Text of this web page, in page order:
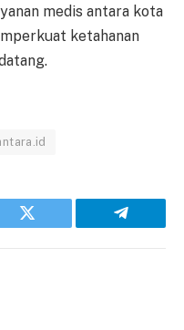
medis antara kota
ketahanan
Twitter Telegram